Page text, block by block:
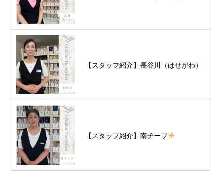
【スタッフ紹介】長谷川（はせがわ）
【スタッフ紹介】南チーフ